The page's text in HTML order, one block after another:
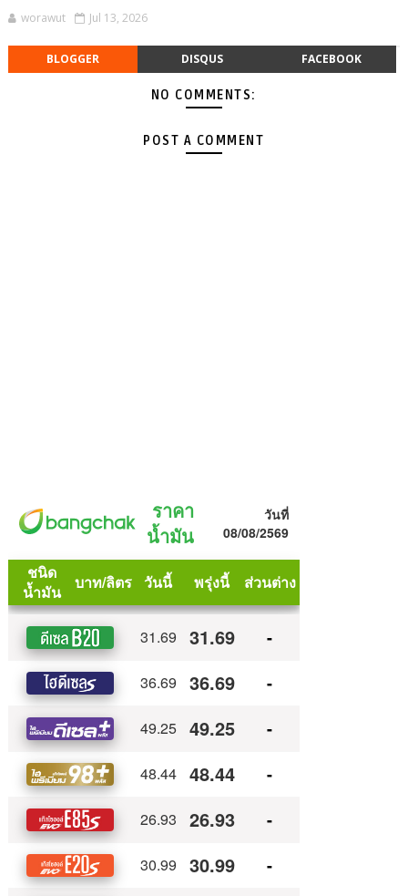
worawut Jul 13, 2026
BLOGGER DISQUS FACEBOOK
NO COMMENTS:
POST A COMMENT